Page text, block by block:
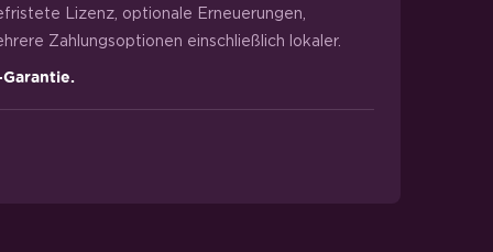
Lizenz, optionale Erneuerungen,
Zahlungsoptionen einschließlich lokaler.